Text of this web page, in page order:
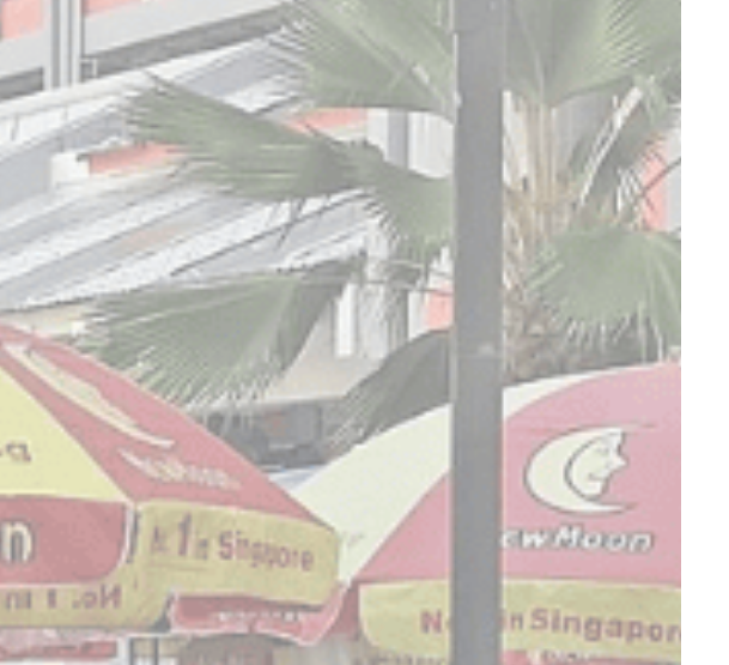
持续时
间
consent on Cookies and
会话
consent on Cookies and
consent on Cookies and
consent on Cookies and
会话
consent on Cookies and
分析统计信息，以改进网站
络上的行为和习惯，以达到营销目的。